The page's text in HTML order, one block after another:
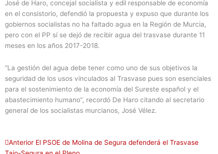
José de Haro, concejal socialista y edil responsable de economía
en el consistorio, defendió la propuesta y expuso que durante los
gobiernos socialistas no ha faltado agua en la Región de Murcia,
pero con el PP sí se dejó de recibir agua del trasvase durante 11
meses en los años 2017-2018.
“La gestión del agua debe tener como uno de sus objetivos la
seguridad de los usos vinculados al Trasvase pues son esenciales
para el sostenimiento de la economía del Sureste español y el
abastecimiento humano”, recordó De Haro citando al secretario
general de los socialistas murcianos, José Vélez.
Ant
Anterior El PSOE de Molina de Segura defenderá el Trasvase
Siguiente